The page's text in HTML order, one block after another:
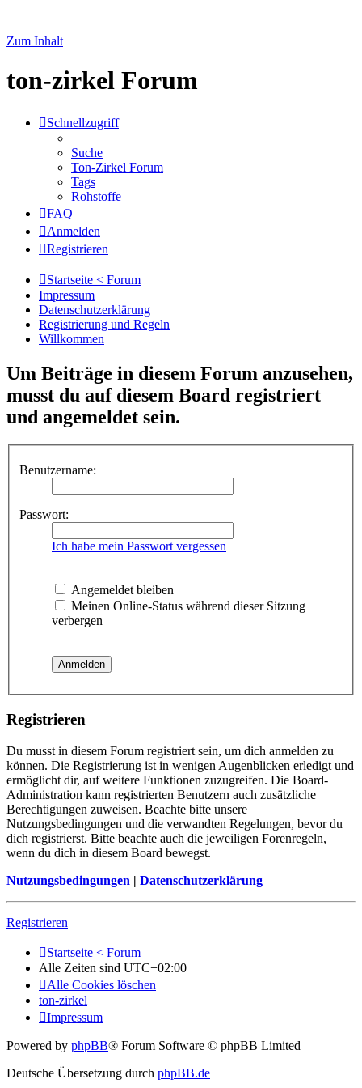
Zum Inhalt
ton-zirkel Forum
Schnellzugriff
Suche
Ton-Zirkel Forum
Tags
Rohstoffe
FAQ
Anmelden
Registrieren
Startseite < Forum
Impressum
Datenschutzerklärung
Registrierung und Regeln
Willkommen
Um Beiträge in diesem Forum anzusehen,
musst du auf diesem Board registriert
und angemeldet sein.
Benutzername:
Passwort:
Ich habe mein Passwort vergessen
Angemeldet bleiben
Meinen Online-Status während dieser Sitzung
verbergen
Registrieren
Du musst in diesem Forum registriert sein, um dich anmelden zu
können. Die Registrierung ist in wenigen Augenblicken erledigt und
ermöglicht dir, auf weitere Funktionen zuzugreifen. Die Board-
Administration kann registrierten Benutzern auch zusätzliche
Berechtigungen zuweisen. Beachte bitte unsere
Nutzungsbedingungen und die verwandten Regelungen, bevor du
dich registrierst. Bitte beachte auch die jeweiligen Forenregeln,
wenn du dich in diesem Board bewegst.
Nutzungsbedingungen | Datenschutzerklärung
Registrieren
Startseite < Forum
Alle Zeiten sind UTC+02:00
Alle Cookies löschen
ton-zirkel
Impressum
Powered by phpBB® Forum Software © phpBB Limited
Deutsche Übersetzung durch phpBB.de